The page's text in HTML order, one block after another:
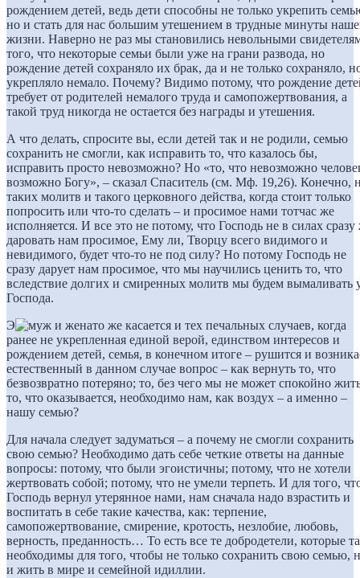
рождением детей, ведь дети способны не только укрепить
но и стать для нас большим утешением в трудные минуты
жизни. Наверно не раз мы становились невольными
того, что некоторые семьи были уже на грани развода, но
рождение детей сохраняло их брак, да и не только сохраняло,
укрепляло немало. Почему? Видимо потому, что рождение
требует от родителей немалого труда и самопожертвования, а
такой труд никогда не остается без награды и утешения.
А что делать, спросите вы, если детей так и не родили, семью
сохранить не смогли, как исправить то, что казалось бы,
исправить просто невозможно? Но «то, что невозможно
возможно Богу», – сказал Спаситель (см. Мф. 19,26). Конечно,
таких молитв и такого церковного действа, когда стоит только
попросить или что-то сделать – и просимое нами тотчас же
исполняется. И все это не потому, что Господь не в силах сразу
даровать нам просимое, Ему ли, Творцу всего видимого и
невидимого, будет что-то не под силу? Но потому Господь не
сразу дарует нам просимое, что мы научились ценить то, что
вследствие долгих и смиренных молитв мы будем вымаливать
Господа.
Э
то же касается и тех печальных случаев, когда
ранее не укрепленная единой верой, единством интересов и
рождением детей, семья, в конечном итоге – рушится и
естественный в данном случае вопрос – как вернуть то, что
безвозвратно потеряно; то, без чего мы не может спокойно
то, что оказывается, необходимо нам, как воздух – а именно –
нашу семью?
Для начала следует задуматься – а почему не смогли сохранить
свою семью? Необходимо дать себе четкие ответы на данные
вопросы: потому, что были эгоистичны; потому, что не хотели
жертвовать собой; потому, что не умели терпеть. И для того,
Господь вернул утерянное нами, нам сначала надо взрастить и
воспитать в себе такие качества, как: терпение,
самопожертвование, смирение, кротость, незлобие, любовь,
верность, преданность… То есть все те добродетели, которые
необходимы для того, чтобы не только сохранить свою семью,
и жить в мире и семейной идиллии.